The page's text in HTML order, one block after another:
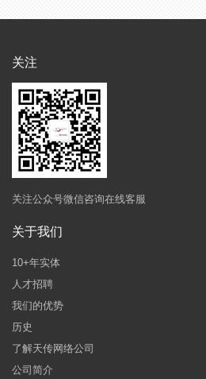
关注
关注公众号微信咨询在线客服
关于我们
10+年实体
人才招聘
我们的优势
历史
了解天传网络公司
公司简介